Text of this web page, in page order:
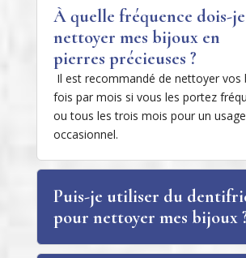
À quelle fréquence dois-je
nettoyer mes bijoux en
pierres précieuses ?
Il est recommandé de nettoyer vos
fois par mois si vous les portez
ou tous les trois mois pour un usage
occasionnel.
Puis-je utiliser du
pour nettoyer mes bijoux